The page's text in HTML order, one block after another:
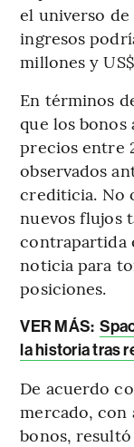
el universo
ingresos
millones y
En términos
que los
precios entre
observados
crediticia. No
nuevos flujos
contrapartida
noticia para
posiciones.
VER MÁS:
la historia tras
De acuerdo
mercado, con
bonos,